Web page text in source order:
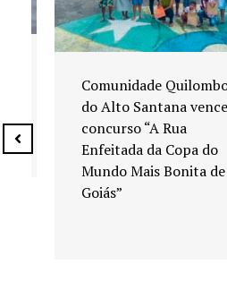
Comunidade Quilombola
do Alto Santana vence
concurso “A Rua
Enfeitada da Copa do
Mundo Mais Bonita de
Goiás”